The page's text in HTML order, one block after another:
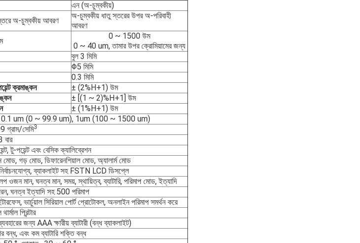
এন (অ-চুম্বকীয়)
অ-চুম্বকীয় আবরণ
অ-চুম্বকীয় ধাতু স্তরের উপর অ-পরিবাহী
আবরণ
0 ~ 1500 উম
0 ~ 40 um, তামার উপর ক্রোমিয়ামের জন্য
বুল 3 মিমি
Φ5 মিমি
0.3 মিমি
ক্রমাঙ্কন
± (2%H+1) উম
± [(1 ~ 2)%H+1] উম
± (1%H+1) উম
0.1 um (0 ~ 99.9 um), 1um (100 ~ 1500 um)
সেমি3
বার
টু-পয়েন্ট এবং বেসিক ক্যালিব্রেশন
মোড, গড় মোড, ডিফারেনশিয়াল মোড, অ্যালার্ম মোড
ব্যাকলাইট সহ FSTN LCD ডিসপ্লে
ওজন মান, ঘনত্ব মান, সময়, স্থায়িত্ব, ব্যাটারি, পরিমাপ মোড, ইত্যাদি
ঘনত্ব ইত্যাদি সহ 500 পরিমাপ
ভার্চুয়াল সিরিয়াল পোর্ট প্রোটোকল, অনলাইন পরিমাপ সমর্থন করে
প্রিন্টার
জন্য AAA ক্ষারীয় ব্যাটারী (বন্ধ ব্যাকলাইট)
বন্ধ, এবং কম ব্যাটারি শক্তি বন্ধ